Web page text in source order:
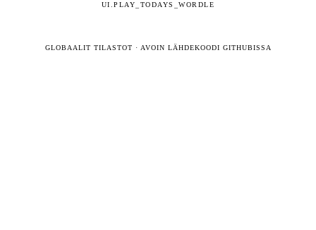
UI.PLAY_TODAYS_WORDLE
GLOBAALIT TILASTOT · AVOIN LÄHDEKOODI GITHUBISSA